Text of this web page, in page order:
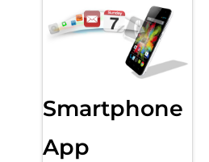
Smartphone
App